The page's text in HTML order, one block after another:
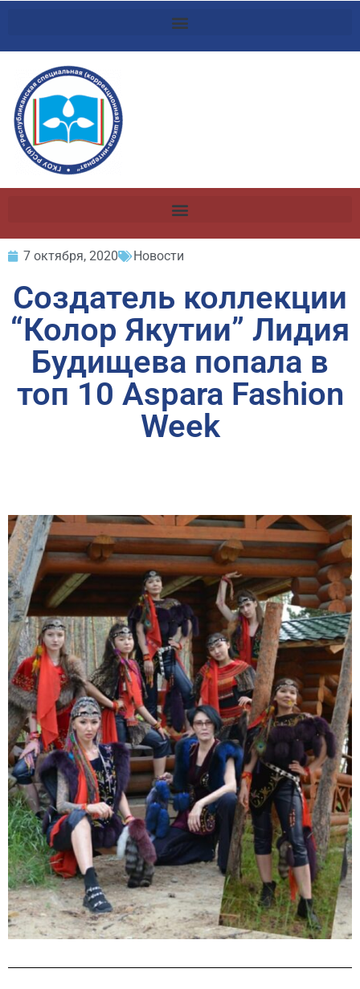
7 октября, 2020 Новости
Создатель коллекции
“Колор Якутии” Лидия
Будищева попала в
топ 10 Aspara Fashion
Week